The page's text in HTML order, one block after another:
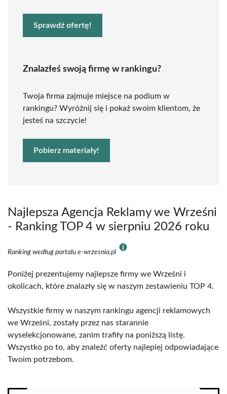
Sprawdź ofertę!
Znalazłeś swoją firmę w rankingu?
Twoja firma zajmuje miejsce na podium w
rankingu? Wyróżnij się i pokaż swoim klientom, że
jesteś na szczycie!
Pobierz materiały!
Najlepsza Agencja Reklamy we Wrześni
- Ranking TOP 4 w sierpniu 2026 roku
Ranking według portalu e-wrzesnia.pl
Poniżej prezentujemy najlepsze firmy we Wrześni i
okolicach, które znalazły się w naszym zestawieniu TOP 4.
Wszystkie firmy w naszym rankingu agencji reklamowych
we Wrześni, zostały przez nas starannie
wyselekcjonowane, zanim trafiły na poniższą listę.
Wszystko po to, aby znaleźć oferty najlepiej odpowiadające
Twoim potrzebom.